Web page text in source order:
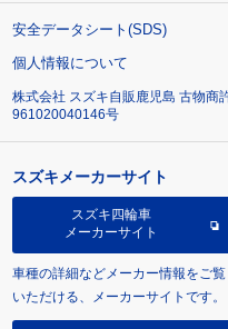
安全データシート(SDS)
個人情報について
株式会社 スズキ自販鹿児島 古物商
961020040146号
スズキメーカーサイト
スズキ四輪車
メーカーサイト
車種の詳細などメーカー情報をご覧
いただける、メーカーサイトです。